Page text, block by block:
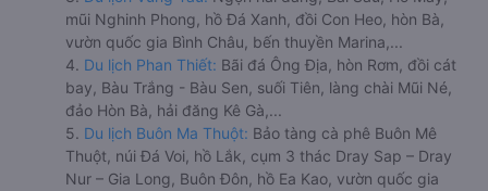
mũi Nghinh Phong, hồ Đá Xanh, đồi Con Heo, hòn Bà,
vườn quốc gia Bình Châu, bến thuyền Marina,...
4. Du lịch Phan Thiết: Bãi đá Ông Địa, hòn Rơm, đồi cát
bay, Bàu Trắng - Bàu Sen, suối Tiên, làng chài Mũi Né,
đảo Hòn Bà, hải đăng Kê Gà,...
5. Du lịch Buôn Ma Thuột: Bảo tàng cà phê Buôn Mê
Thuột, núi Đá Voi, hồ Lắk, cụm 3 thác Dray Sap – Dray
Nur – Gia Long, Buôn Đôn, hồ Ea Kao, vườn quốc gia